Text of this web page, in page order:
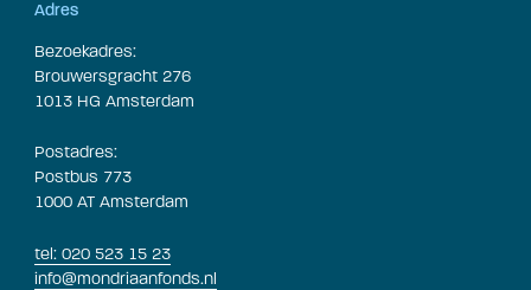
Adres
Bezoekadres:
Brouwersgracht 276
1013 HG Amsterdam
Postadres:
Postbus 773
1000 AT Amsterdam
tel: 020 523 15 23
info@mondriaanfonds.nl